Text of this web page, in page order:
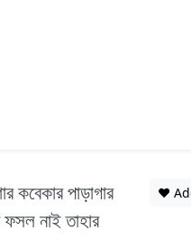
কবেকার পাড়াগার
ফসল নাই তাহার
❤️